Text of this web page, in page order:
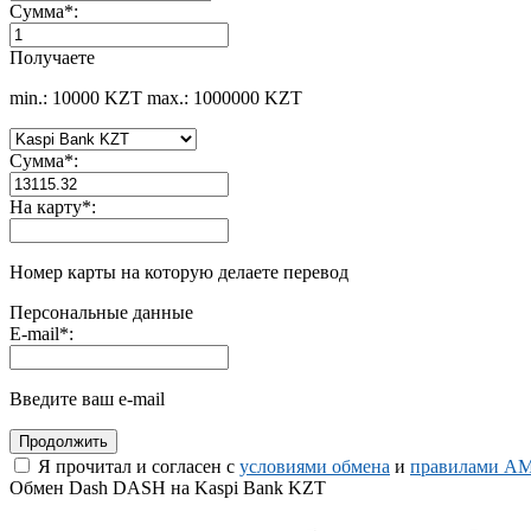
Сумма*:
Получаете
min.: 10000 KZT max.: 1000000 KZT
Сумма*:
На карту*:
Номер карты на которую делаете перевод
Персональные данные
E-mail*:
Введите ваш e-mail
Я прочитал и согласен с условиями обмена и правилами
Обмен Dash DASH на Kaspi Bank KZT